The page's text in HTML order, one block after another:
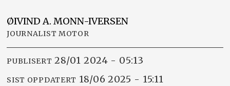
ØIVIND A. MONN-IVERSEN
JOURNALIST MOTOR
PUBLISERT 28/01 2024 - 05:13
SIST OPPDATERT 18/06 2025 - 15:11